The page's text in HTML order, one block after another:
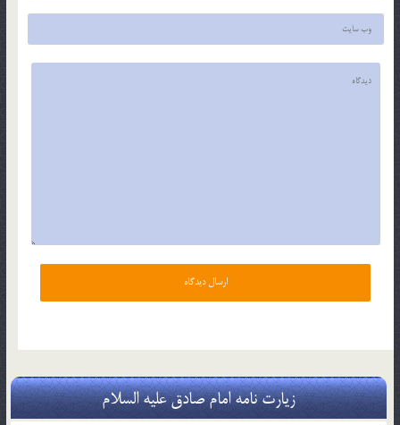
زیارت نامه امام صادق علیه السلام